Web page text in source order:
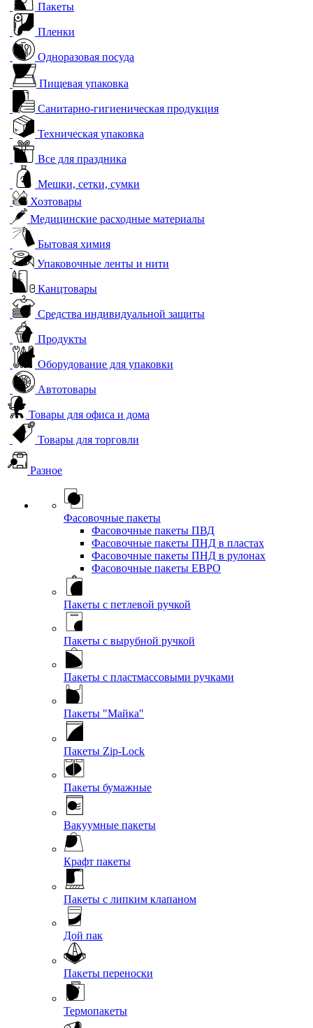
Пакеты
Пленки
Одноразовая посуда
Пищевая упаковка
Санитарно-гигиеническая продукция
Техническая упаковка
Все для праздника
Мешки, сетки, сумки
Хозтовары
Медицинские расходные материалы
Бытовая химия
Упаковочные ленты и нити
Канцтовары
Средства индивидуальной защиты
Продукты
Оборудование для упаковки
Автотовары
Товары для офиса и дома
Товары для торговли
Разное
Фасовочные пакеты
Фасовочные пакеты ПВД
Фасовочные пакеты ПНД в пластах
Фасовочные пакеты ПНД в рулонах
Фасовочные пакеты ЕВРО
Пакеты с петлевой ручкой
Пакеты с вырубной ручкой
Пакеты с пластмассовыми ручками
Пакеты "Майка"
Пакеты Zip-Lock
Пакеты бумажные
Вакуумные пакеты
Крафт пакеты
Пакеты с липким клапаном
Дой пак
Пакеты переноски
Термопакеты